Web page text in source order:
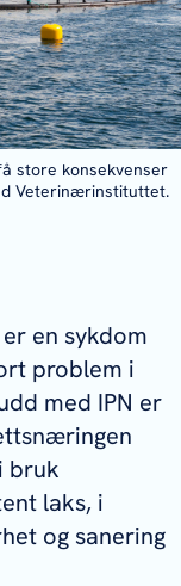
store konsekvenser
Veterinærinstituttet.
en sykdom
problem i
med IPN er
bruk
laks, i
og sanering